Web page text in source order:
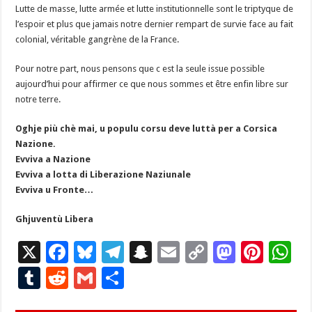
Lutte de masse, lutte armée et lutte institutionnelle sont le triptyque de
l’espoir et plus que jamais notre dernier rempart de survie face au fait
colonial, véritable gangrène de la France.
Pour notre part, nous pensons que c est la seule issue possible
aujourd’hui pour affirmer ce que nous sommes et être enfin libre sur
notre terre.
Oghje più chè mai, u populu corsu deve luttà per a Corsica
Nazione.
Evviva a Nazione
Evviva a lotta di Liberazione Naziunale
Evviva u Fronte…
Ghjuventù Libera
X
F
ac
e
Bl
u
es
T
S
E
C
M Pi
T
R
G